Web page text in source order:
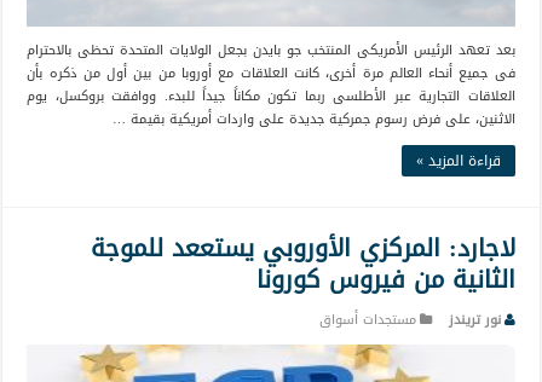
بعد تعهد الرئيس الأمريكى المنتخب جو بايدن بجعل الولايات المتحدة تحظى بالاحترام
فى جميع أنحاء العالم مرة أخرى، كانت العلاقات مع أوروبا من بين أول من ذكره بأن
العلاقات التجارية عبر الأطلسى ربما تكون مكاناً جيداً للبدء. ووافقت بروكسل، يوم
الاثنين، على فرض رسوم جمركية جديدة على واردات أمريكية بقيمة …
قراءة المزيد »
لاجارد: المركزي الأوروبي يستععد للموجة
الثانية من فيروس كورونا
نور تريندز مستجدات أسواق